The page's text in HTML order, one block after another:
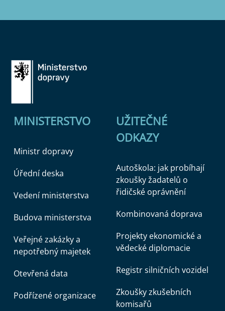
MINISTERSTVO
Ministr dopravy
Úřední deska
Vedení ministerstva
Budova ministerstva
Veřejné zakázky a
nepotřebný majetek
Otevřená data
Podřízené organizace
UŽITEČNÉ
ODKAZY
Autoškola: jak probíhají
zkoušky žadatelů o
řidičské oprávnění
Kombinovaná doprava
Projekty ekonomické a
vědecké diplomacie
Registr silničních vozidel
Zkoušky zkušebních
komisařů